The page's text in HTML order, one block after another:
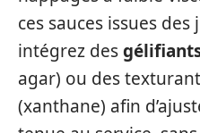
ces sauces issues des
intégrez des
agar) ou des
(xanthane) afin